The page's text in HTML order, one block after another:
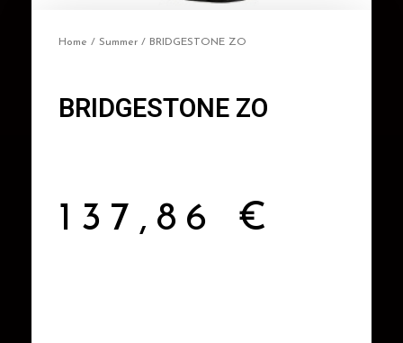
Home / Summer / BRIDGESTONE ZO
BRIDGESTONE ZO
137,86 €